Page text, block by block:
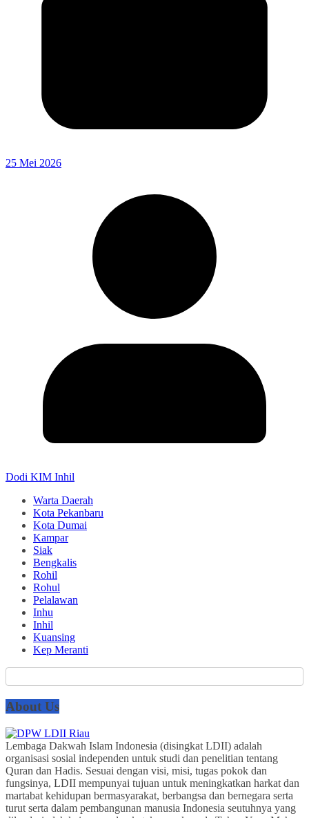
25 Mei 2026
Dodi KIM Inhil
Warta Daerah
Kota Pekanbaru
Kota Dumai
Kampar
Siak
Bengkalis
Rohil
Rohul
Pelalawan
Inhu
Inhil
Kuansing
Kep Meranti
About Us
Lembaga Dakwah Islam Indonesia (disingkat LDII) adalah
organisasi sosial independen untuk studi dan penelitian tentang
Quran dan Hadis. Sesuai dengan visi, misi, tugas pokok dan
fungsinya, LDII mempunyai tujuan untuk meningkatkan harkat dan
martabat kehidupan bermasyarakat, berbangsa dan bernegara serta
turut serta dalam pembangunan manusia Indonesia seutuhnya yang